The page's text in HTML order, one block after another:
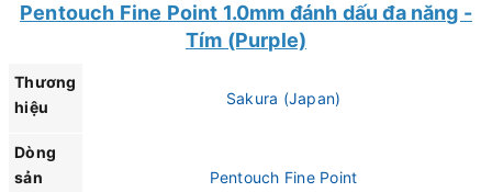
Pentouch Fine Point 1.0mm đánh dấu đa năng -
Tím (Purple)
Thương
hiệu
Sakura (Japan)
Dòng
sản
Pentouch Fine Point